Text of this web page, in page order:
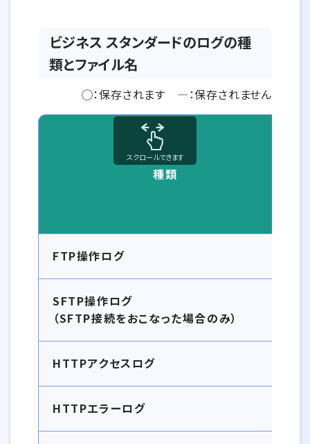
ビジネス スタンダードのログの種
類とファイル名
◯：保存されます ―：保存されません
種類
FTP操作ログ
SFTP操作ログ
（SFTP接続をおこなった場合のみ）
HTTPアクセスログ
HTTPエラーログ
スクロールできます